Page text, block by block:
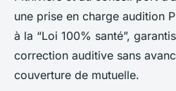
une prise en charge audition
à la “Loi 100% santé”,
correction auditive sans
couverture de mutuelle.